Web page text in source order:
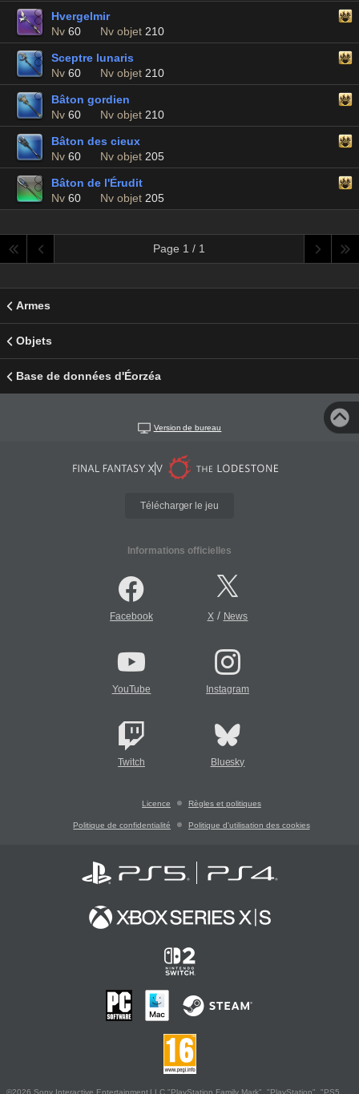
Hvergelmir
Nv 60 Nv objet 210
Sceptre lunaris
Nv 60 Nv objet 210
Bâton gordien
Nv 60 Nv objet 210
Bâton des cieux
Nv 60 Nv objet 205
Bâton de l'Érudit
Nv 60 Nv objet 205
Page 1 / 1
Armes
Objets
Base de données d'Éorzéa
Version de bureau
Télécharger le jeu
Informations officielles
Facebook X/ News
YouTube Instagram
Twitch Bluesky
Licence Règles et politiques
Politique de confidentialité Politique d'utilisation des cookies
©2026 Sony Interactive Entertainment LLC."PlayStation Family Mark", "PlayStation", "PS5